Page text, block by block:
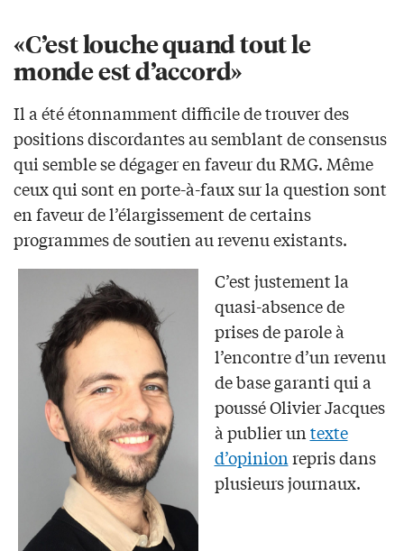
«C’est louche quand tout le
monde est d’accord»
Il a été étonnamment difficile de trouver des
positions discordantes au semblant de consensus
qui semble se dégager en faveur du RMG. Même
ceux qui sont en porte-à-faux sur la question sont
en faveur de l’élargissement de certains
programmes de soutien au revenu existants.
C’est justement la
quasi-absence de
prises de parole à
l’encontre d’un revenu
de base garanti qui a
poussé Olivier Jacques
à publier untexte
d’opinionrepris dans
plusieurs journaux.